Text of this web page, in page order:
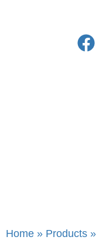
Home » Products »